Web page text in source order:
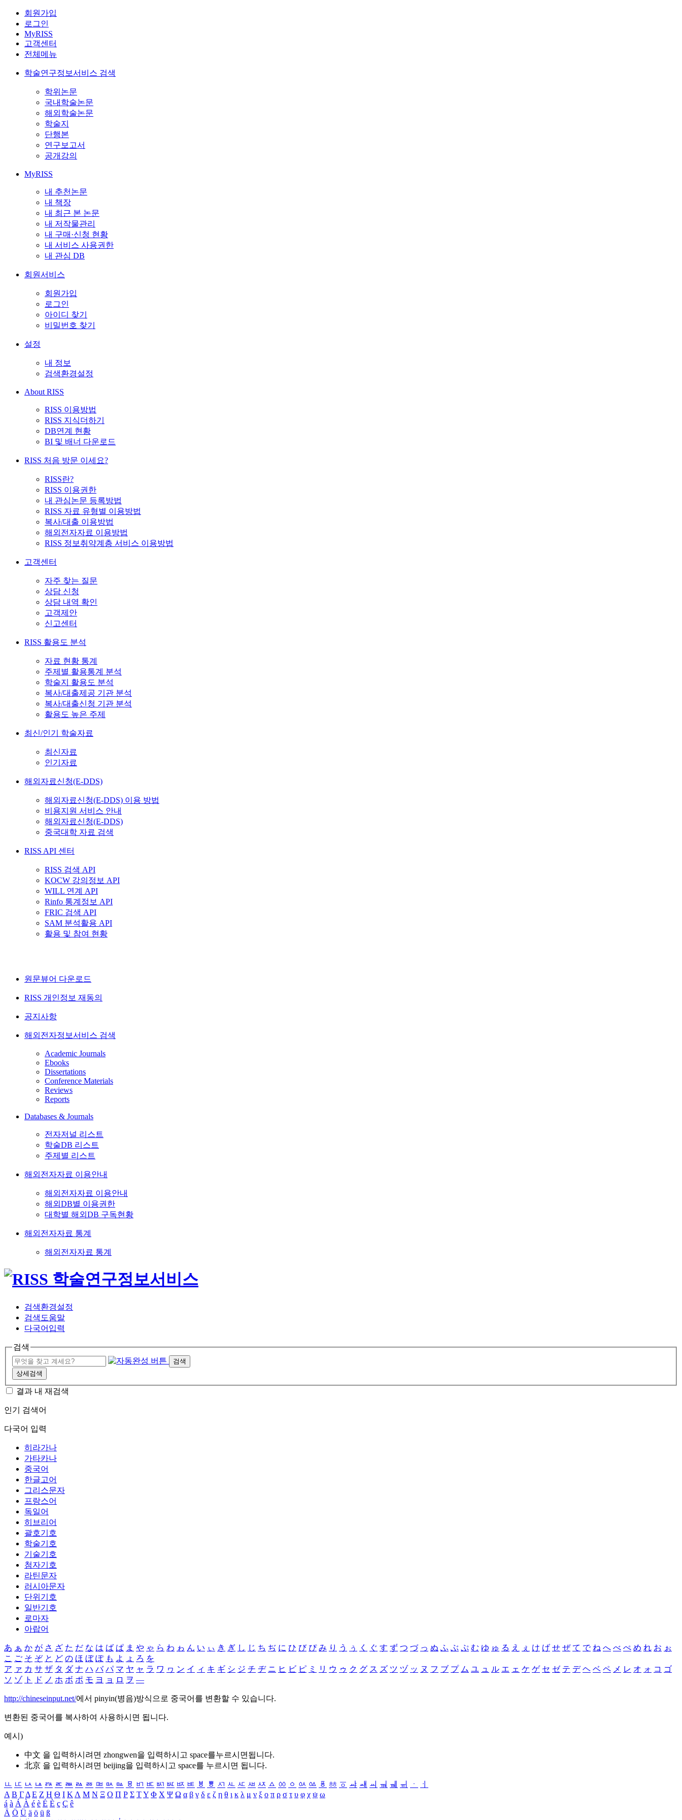
회원가입
로그인
MyRISS
고객센터
전체메뉴
학술연구정보서비스 검색
학위논문
국내학술논문
해외학술논문
학술지
단행본
연구보고서
공개강의
MyRISS
내 추천논문
내 책장
내 최근 본 논문
내 저작물관리
내 구매·신청 현황
내 서비스 사용권한
내 관심 DB
회원서비스
회원가입
로그인
아이디 찾기
비밀번호 찾기
설정
내 정보
검색환경설정
About RISS
RISS 이용방법
RISS 지식더하기
DB연계 현황
BI 및 배너 다운로드
RISS 처음 방문 이세요?
RISS란?
RISS 이용권한
내 관심논문 등록방법
RISS 자료 유형별 이용방법
복사/대출 이용방법
해외전자자료 이용방법
RISS 정보취약계층 서비스 이용방법
고객센터
자주 찾는 질문
상담 신청
상담 내역 확인
고객제안
신고센터
RISS 활용도 분석
자료 현황 통계
주제별 활용통계 분석
학술지 활용도 분석
복사/대출제공 기관 분석
복사/대출신청 기관 분석
활용도 높은 주제
최신/인기 학술자료
최신자료
인기자료
해외자료신청(E-DDS)
해외자료신청(E-DDS) 이용 방법
비용지원 서비스 안내
해외자료신청(E-DDS)
중국대학 자료 검색
RISS API 센터
RISS 검색 API
KOCW 강의정보 API
WILL 연계 API
Rinfo 통계정보 API
FRIC 검색 API
SAM 분석활용 API
활용 및 참여 현황
원문뷰어 다운로드
RISS 개인정보 재동의
공지사항
해외전자정보서비스 검색
Academic Journals
Ebooks
Dissertations
Conference Materials
Reviews
Reports
Databases & Journals
전자저널 리스트
학술DB 리스트
주제별 리스트
해외전자자료 이용안내
해외전자자료 이용안내
해외DB별 이용권한
대학별 해외DB 구독현황
해외전자자료 통계
해외전자자료 통계
검색환경설정
검색도움말
다국어입력
검색
검색
상세검색
결과 내 재검색
인기 검색어
다국어 입력
히라가나
가타카나
중국어
한글고어
그리스문자
프랑스어
독일어
히브리어
괄호기호
학술기호
기술기호
첨자기호
라틴문자
러시아문자
단위기호
일반기호
로마자
아랍어
あ ぁ か が さ ざ た だ な は ば ぱ ま や ゃ ら わ ゎ ん い ぃ き ぎ し じ ち ぢ に ひ び ぴ み り う ぅ く ぐ す ず つ づ っ ぬ ふ ぶ ぷ む ゆ ゅ る え ぇ け げ せ ぜ て で ね へ べ ぺ め れ お ぉ
こ ご そ ぞ と ど の ほ ぼ ぽ も よ ょ ろ を
ア ァ カ サ ザ タ ダ ナ ハ バ パ マ ヤ ャ ラ ワ ヮ ン イ ィ キ ギ シ ジ チ ヂ ニ ヒ ビ ピ ミ リ ウ ゥ ク グ ス ズ ツ ヅ ッ ヌ フ ブ プ ム ユ ュ ル エ ェ ケ ゲ セ ゼ テ デ ヘ ベ ペ メ レ オ ォ コ ゴ
ソ ゾ ト ド ノ ホ ボ ポ モ ヨ ョ ロ ヲ ―
http://chineseinput.net/에서 pinyin(병음)방식으로 중국어를 변환할 수 있습니다.
변환된 중국어를 복사하여 사용하시면 됩니다.
예시)
中文 을 입력하시려면 zhongwen을 입력하시고 space를누르시면됩니다.
北京 을 입력하시려면 beijing을 입력하시고 space를 누르시면 됩니다.
ㅥ ㅦ ㅧ ㅨ ㅩ ㅪ ㅫ ㅬ ㅭ ㅮ ㅯ ㅰ ㅱ ㅲ ㅳ ㅴ ㅵ ㅶ ㅷ ㅸ ㅹ ㅺ ㅻ ㅼ ㅽ ㅾ ㅿ ㆀ ㆁ ㆂ ㆃ ㆄ ㆅ ㆆ ㆇ ㆈ ㆉ ㆊ ㆋ ㆌ ㆍ
ㆎ
Α Β ΓΔ Ε Ζ Η Θ Ι ΚΛ Μ Ν Ξ Ο Π Ρ Σ ΤΥ Φ Χ Ψ Ω α β γ δ ε ζ η θ ι κ λ μ ν ξ ο π ρ σ τ υ φ χ ψ ω
á à Á À é è É È ç Ç ê
Ä Ö Ü ä ö ü ß